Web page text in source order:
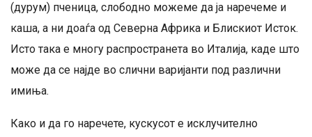
(дурум) пченица, слободно можеме да ја наречеме и
каша, а ни доаѓа од Северна Африка и Блискиот Исток.
Исто така е многу распространета во Италија, каде што
може да се најде во слични варијанти под различни
имиња.
Како и да го наречете, кускусот е исклучително